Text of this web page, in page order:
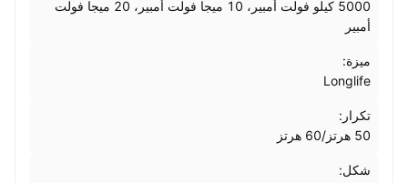
5000 كيلو فولت أمبير، 10 ميجا فولت أمبير، 20 ميجا فولت
أمبير
ميزة:
Longlife
تكرار:
50 هرتز/60 هرتز
شكل: